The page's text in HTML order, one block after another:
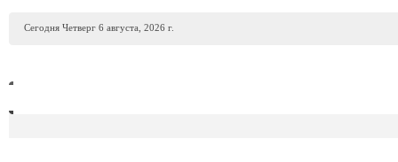
Сегодня Четверг 6 августа, 2026 г.